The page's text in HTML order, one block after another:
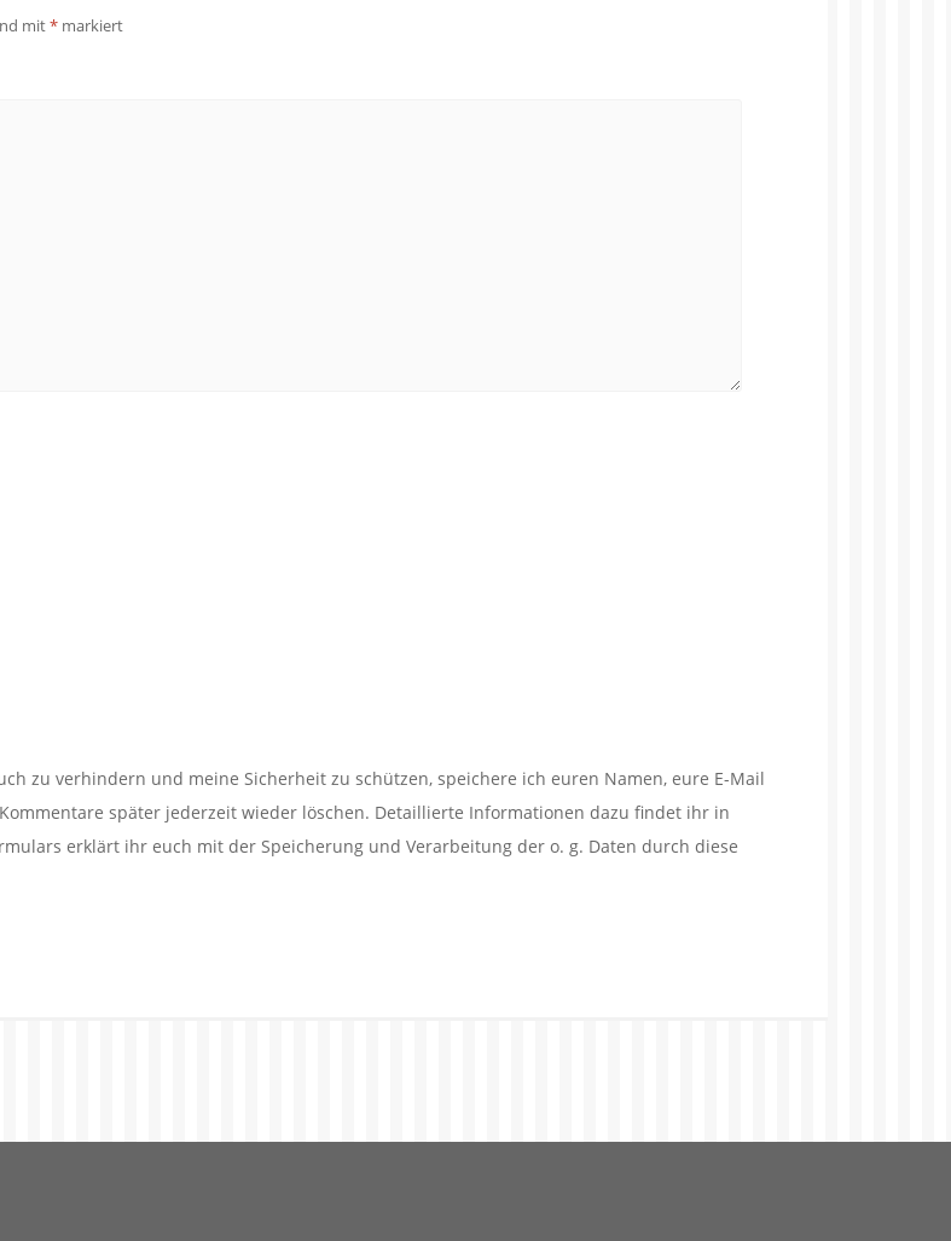
mit* markiert
zu verhindern und meine Sicherheit zu schützen, speichere ich euren Namen, eure E-Mail
später jederzeit wieder löschen. Detaillierte Informationen dazu findet ihr in
erklärt ihr euch mit der Speicherung und Verarbeitung der o. g. Daten durch diese